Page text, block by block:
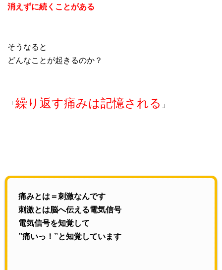
消えずに続くことがある
そうなると
どんなことが起きるのか？
「繰り返す痛みは記憶される 」
痛みとは＝刺激なんです
刺激とは脳へ伝える電気信号
電気信号を知覚して
”痛いっ！”と知覚しています